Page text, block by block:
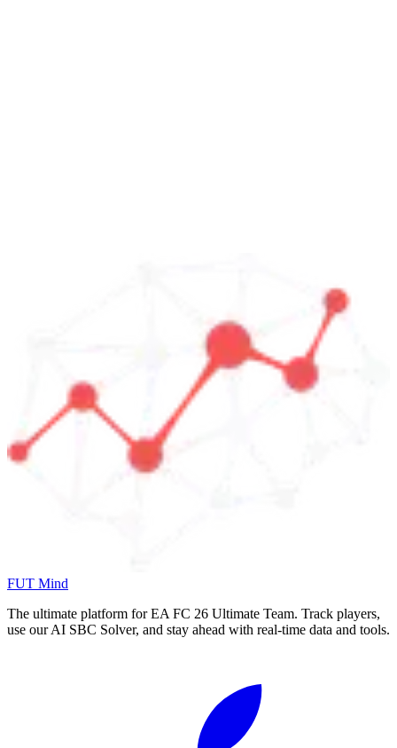
FUT Mind
The ultimate platform for EA FC 26 Ultimate Team. Track players,
use our AI SBC Solver, and stay ahead with real-time data and tools.